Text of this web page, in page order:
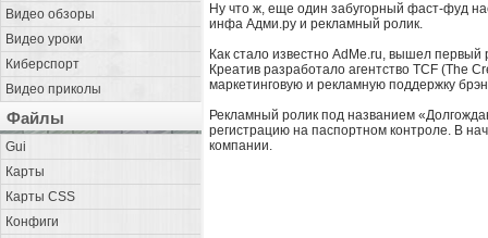
Видео обзоры
Видео уроки
Киберспорт
Видео приколы
Файлы
Gui
Карты
Карты CSS
Конфиги
Ну что ж, еще один забугорный фаст-фуд
инфа Адми.ру и рекламный ролик.
Как стало известно AdMe.ru, вышел
Креатив разработало агентство TCF (The
маркетинговую и рекламную поддержку
Рекламный ролик под названием
регистрацию на паспортном контроле. В
компании.